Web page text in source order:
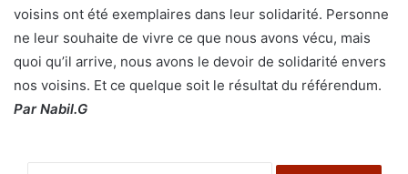
voisins ont été exemplaires dans leur solidarité. Personne
ne leur souhaite de vivre ce que nous avons vécu, mais
quoi qu’il arrive, nous avons le devoir de solidarité envers
nos voisins. Et ce quelque soit le résultat du référendum.
Par Nabil.G